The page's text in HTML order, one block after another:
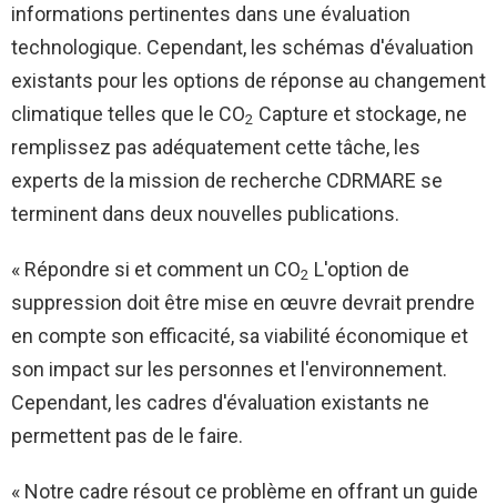
informations pertinentes dans une évaluation
technologique. Cependant, les schémas d'évaluation
existants pour les options de réponse au changement
climatique telles que le CO2 Capture et stockage, ne
remplissez pas adéquatement cette tâche, les
experts de la mission de recherche CDRMARE se
terminent dans deux nouvelles publications.
« Répondre si et comment un CO2 L'option de
suppression doit être mise en œuvre devrait prendre
en compte son efficacité, sa viabilité économique et
son impact sur les personnes et l'environnement.
Cependant, les cadres d'évaluation existants ne
permettent pas de le faire.
« Notre cadre résout ce problème en offrant un guide